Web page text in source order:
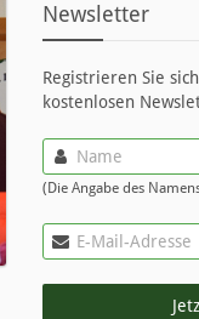
Newsletter
Registrieren Sie
kostenlosen
(Die Angabe des